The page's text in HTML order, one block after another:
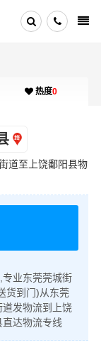
热度0
道至上饶鄱阳县物
业东莞莞城街
货到门)从东莞
发物流到上饶
达物流专线